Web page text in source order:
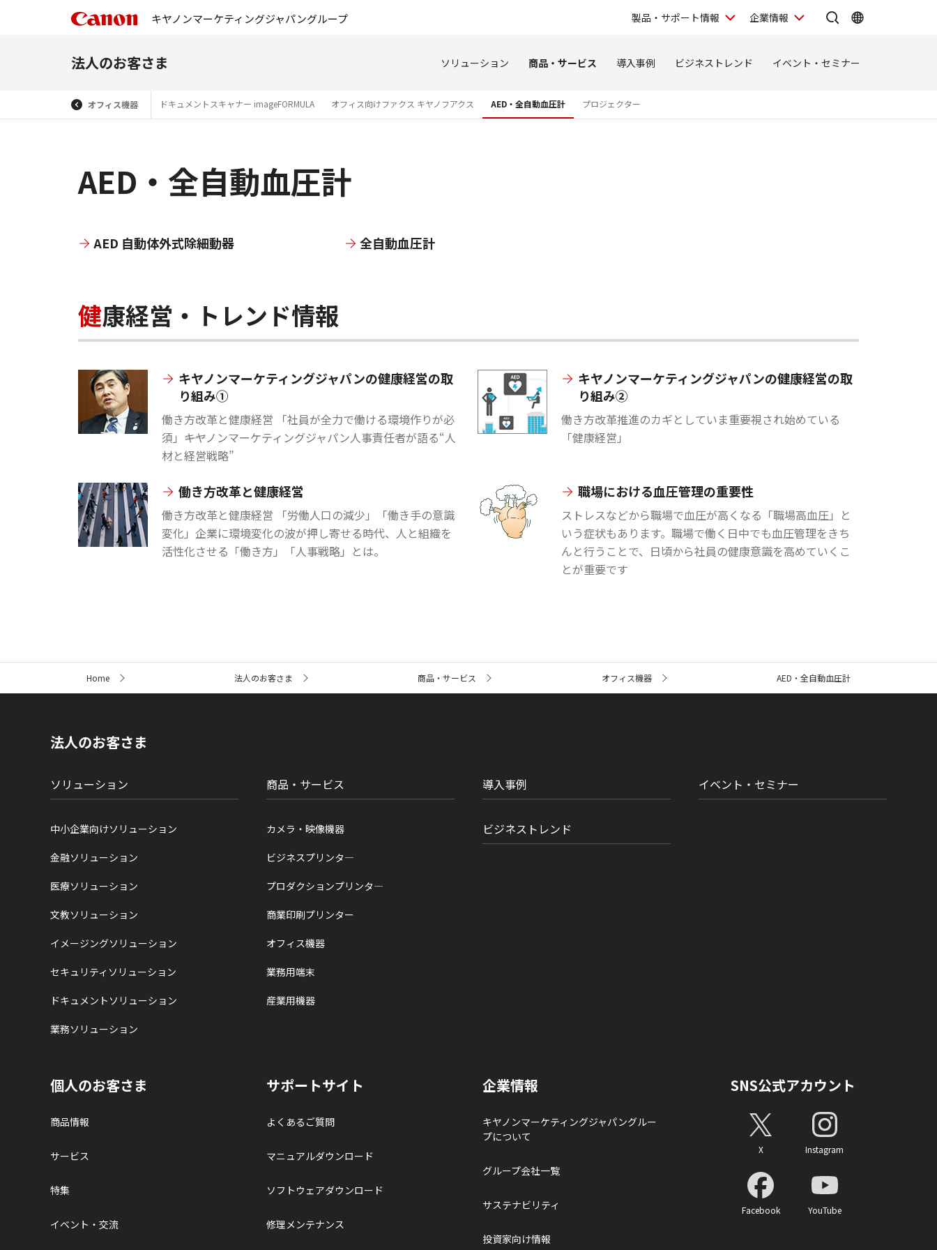
キヤノンマーケティングジャパングループ 製品・サポート情報 企業情報
法人のお客さま ソリューション 商品・サービス 導入事例 ビジネストレンド イベント・セミナー
オフィス機器 ドキュメントスキャナー imageFORMULA オフィス向けファクス キヤノフアクス AED・全自動血圧計 プロジェクター
AED・全自動血圧計
AED 自動体外式除細動器 全自動血圧計
健康経営・トレンド情報
キヤノンマーケティングジャパンの健康経営の取
り組み①
働き方改革と健康経営 「社員が全力で働ける環境作りが必
須」――キヤノンマーケティングジャパン人事責任者が語る“人
材と経営戦略”
キヤノンマーケティングジャパンの健康経営の取
り組み②
働き方改革推進のカギとしていま重要視され始めている
「健康経営」
働き方改革と健康経営
働き方改革と健康経営 「労働人口の減少」「働き手の意識
変化」企業に環境変化の波が押し寄せる時代、人と組織を
活性化させる「働き方」「人事戦略」とは。
職場における血圧管理の重要性
ストレスなどから職場で血圧が高くなる「職場高血圧」と
いう症状もあります。職場で働く日中でも血圧管理をきち
んと行うことで、日頃から社員の健康意識を高めていくこ
とが重要です
ト
Home 法人のお客さま 商品・サービス オフィス機器 AED・全自動血圧計
法人のお客さま
ソリューション
中小企業向けソリューション
金融ソリューション
医療ソリューション
文教ソリューション
イメージングソリューション
セキュリティソリューション
ドキュメントソリューション
業務ソリューション
商品・サービス
カメラ・映像機器
ビジネスプリンタ―
プロダクションプリンタ―
商業印刷プリンター
オフィス機器
業務用端末
産業用機器
導入事例
ビジネストレンド
イベント・セミナー
個人のお客さま
商品情報
サービス
特集
イベント・交流
サポートサイト
よくあるご質問
マニュアルダウンロード
ソフトウェアダウンロード
修理メンテナンス
企業情報
キヤノンマーケティングジャパングルー
プについて
グループ会社一覧
サステナビリティ
投資家向け情報
SNS公式アカウント
X Instagram
Facebook YouTube